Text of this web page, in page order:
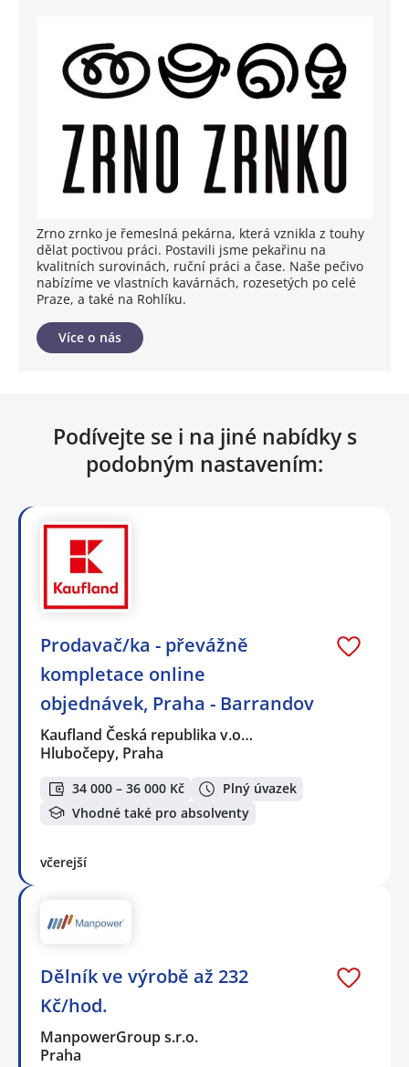
Zrno zrnko je řemeslná pekárna, která vznikla z touhy
dělat poctivou práci. Postavili jsme pekařinu na
kvalitních surovinách, ruční práci a čase. Naše pečivo
nabízíme ve vlastních kavárnách, rozesetých po celé
Praze, a také na Rohlíku.
Více o nás
Podívejte se i na jiné nabídky s
podobným nastavením:
Prodavač/ka - převážně
kompletace online
objednávek, Praha - Barrandov
Kaufland Česká republika v.o…
Hlubočepy, Praha
34 000 – 36 000 Kč
Plný úvazek
Vhodné také pro absolventy
včerejší
Dělník ve výrobě až 232
Kč/hod.
ManpowerGroup s.r.o.
Praha